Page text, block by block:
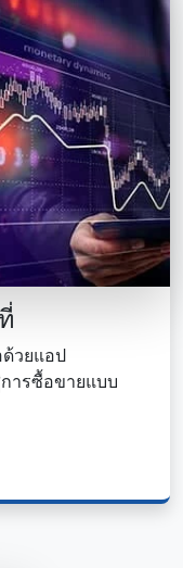
วยแอป
ารซื้อขายแบบ